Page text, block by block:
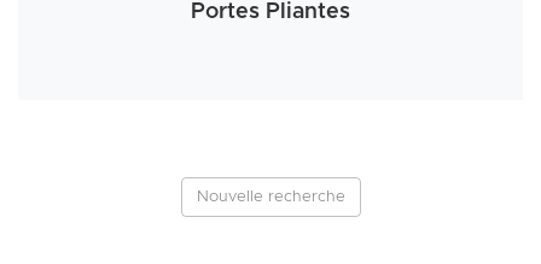
Portes Pliantes
Nouvelle recherche